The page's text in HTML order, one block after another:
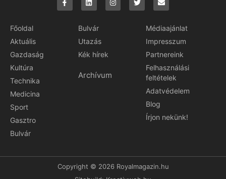
Főoldal
Aktuális
Gazdaság
Kultúra
Technika
Medicina
Sport
Gasztro
Bulvár
Bulvár
Utazás
Kék hírek
Archívum
Médiaajánlat
Impresszum
Partnereink
Felhasználási
feltételek
Adatvédelem
Blog
Írjon nekünk!
Copyright © 2026 Royalmagazin.hu